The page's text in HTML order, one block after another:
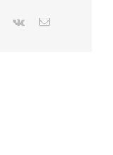
Pinterest
Vk Email